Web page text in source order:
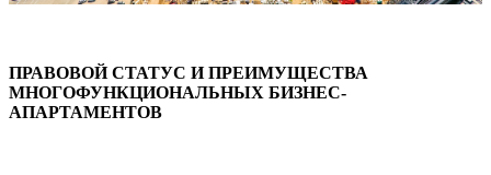
ПРАВОВОЙ СТАТУС И ПРЕИМУЩЕСТВА
МНОГОФУНКЦИОНАЛЬНЫХ БИЗНЕС-
АПАРТАМЕНТОВ